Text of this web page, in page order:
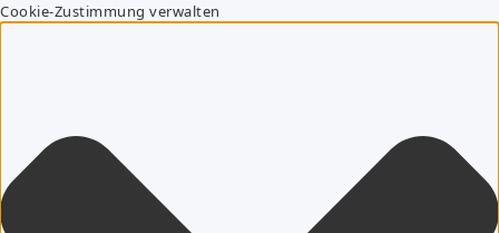
Cookie-Zustimmung verwalten